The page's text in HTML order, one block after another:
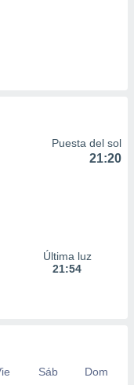
Puesta del sol
21:20
Última luz
21:54
Sáb
Dom